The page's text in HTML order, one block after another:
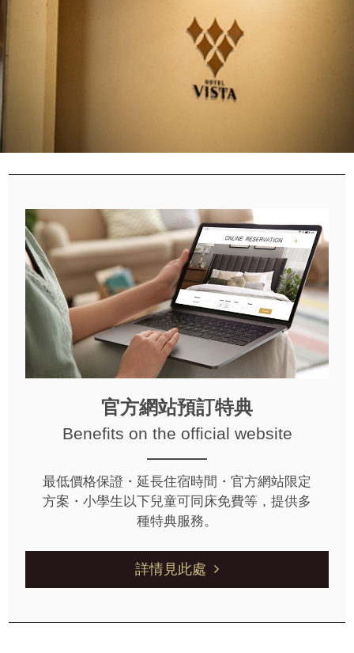
官方網站預訂特典
Benefits on the official website
最低價格保證・延長住宿時間・官方網站限定
方案・小學生以下兒童可同床免費等，提供多
種特典服務。
詳情見此處